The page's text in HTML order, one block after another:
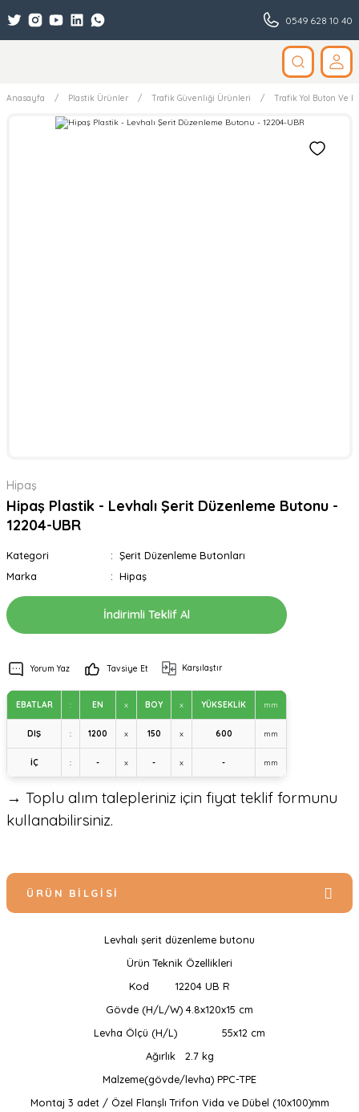
0549 628 10 40
Anasayfa Plastik Ürünler Trafik Güvenliği Ürünleri Trafik Yol Buton Ve
Hipaş
Hipaş Plastik - Levhalı Şerit Düzenleme Butonu -
12204-UBR
Kategori
Şerit Düzenleme Butonları
Marka
Hipaş
İndirimli Teklif Al
Yorum Yaz Tavsiye Et Karşılaştır
EBATLAR : EN x BOY x YÜKSEKLİK mm
DIŞ : 1200 x 150 x 600 mm
İÇ : - x - x - mm
→ Toplu alım talepleriniz için fiyat teklif formunu
kullanabilirsiniz.
ÜRÜN BILGISI
Levhalı şerit düzenleme butonu
Ürün Teknik Özellikleri
Kod
12204 UB R
Gövde (H/L/W) 4.8x120x15 cm
Levha Ölçü (H/L)
55x12 cm
Ağırlık
2.7 kg
Malzeme(gövde/levha) PPC-TPE
Montaj 3 adet / Özel Flanşlı Trifon Vida ve Dübel (10x100)mm